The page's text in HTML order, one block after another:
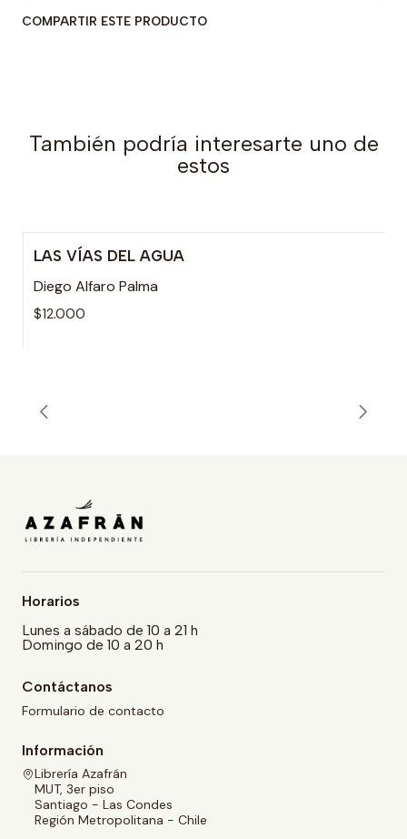
COMPARTIR ESTE PRODUCTO
También podría interesarte uno de
estos
Agotado
LAS VÍAS DEL AGUA
Diego Alfaro Palma
$12.000
Horarios
Lunes a sábado de 10 a 21 h
Domingo de 10 a 20 h
Contáctanos
Formulario de contacto
Información
Librería Azafrán
MUT, 3er piso
Santiago - Las Condes
Región Metropolitana - Chile